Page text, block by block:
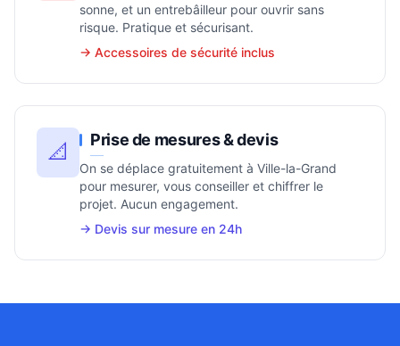
sonne, et un entrebâilleur pour ouvrir sans
risque. Pratique et sécurisant.
→ Accessoires de sécurité inclus
📐 Prise de mesures & devis
On se déplace gratuitement à Ville-la-Grand
pour mesurer, vous conseiller et chiffrer le
projet. Aucun engagement.
→ Devis sur mesure en 24h